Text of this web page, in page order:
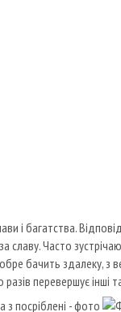
і багатства.
славу. Часто
бачить здалеку, з
перевершує